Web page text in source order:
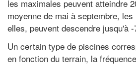
les maximales peuvent atteindre
moyenne de mai à septembre,
elles, peuvent descendre jusqu'à -
Un certain type de piscines
en fonction du terrain, la